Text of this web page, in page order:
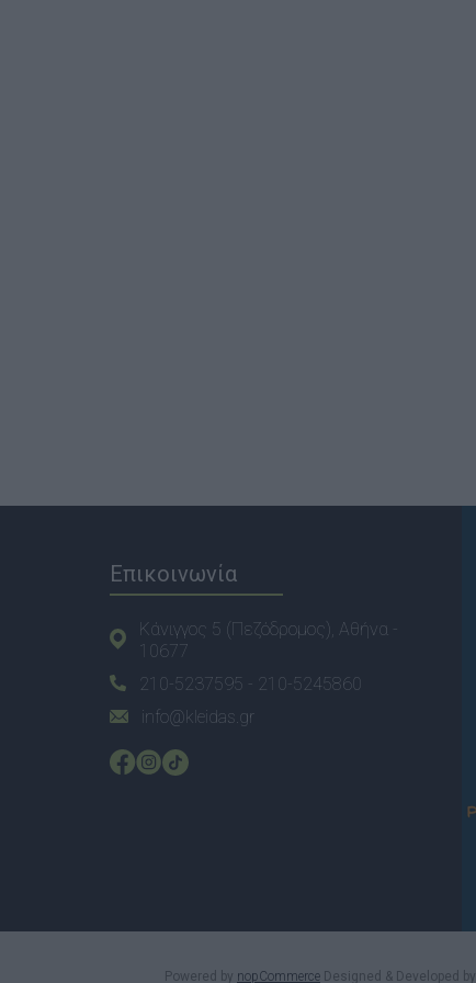
Επικοινωνία
Κάνιγγος 5 (Πεζόδρομος), Αθήνα -
10677
210-5237595 - 210-5245860
info@kleidas.gr
Powered by nopCommerce Designed & Developed by